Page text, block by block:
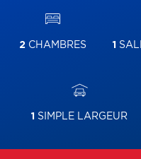
2 CHAMBRES 1
1 SIMPLE LARGEUR